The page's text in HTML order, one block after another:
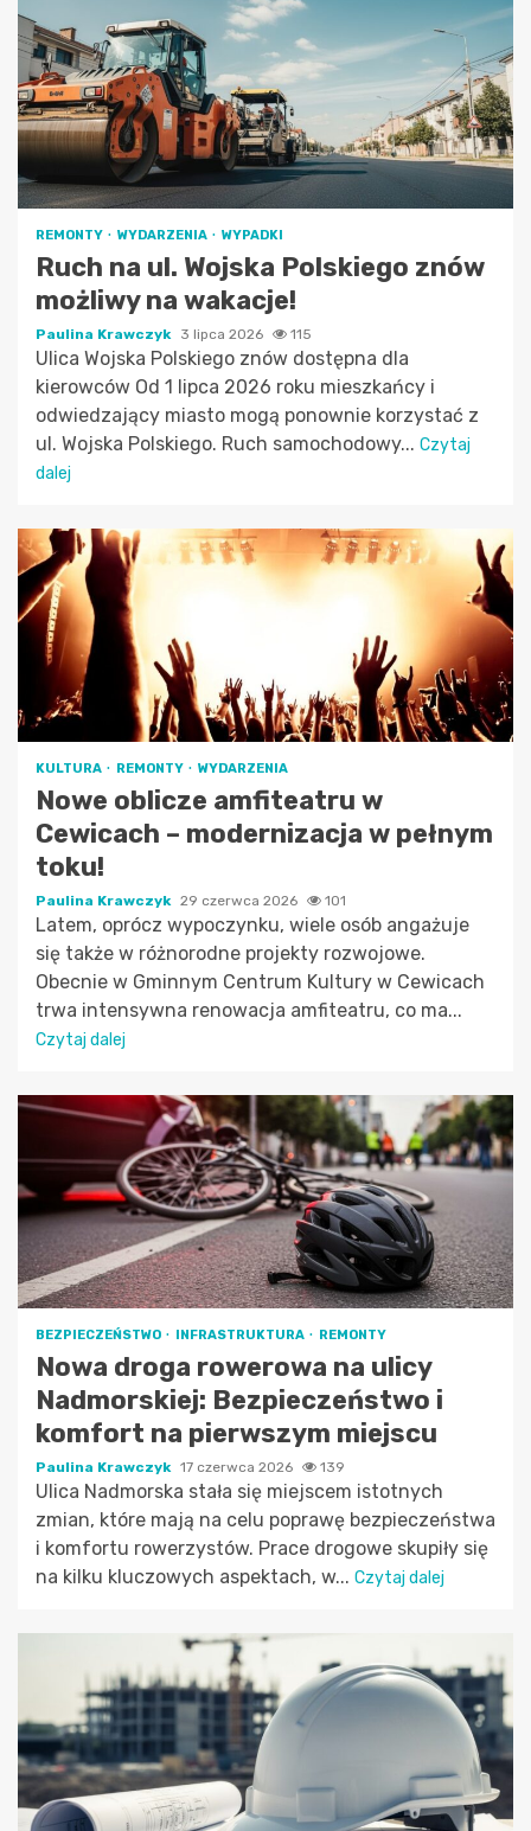
REMONTY WYDARZENIA WYPADKI
Ruch na ul. Wojska Polskiego znów
możliwy na wakacje!
Paulina Krawczyk 3 lipca 2026 115
Ulica Wojska Polskiego znów dostępna dla
kierowców Od 1 lipca 2026 roku mieszkańcy i
odwiedzający miasto mogą ponownie korzystać z
ul. Wojska Polskiego. Ruch samochodowy... Czytaj
dalej
KULTURA REMONTY WYDARZENIA
Nowe oblicze amfiteatru w
Cewicach – modernizacja w pełnym
toku!
Paulina Krawczyk 29 czerwca 2026 101
Latem, oprócz wypoczynku, wiele osób angażuje
się także w różnorodne projekty rozwojowe.
Obecnie w Gminnym Centrum Kultury w Cewicach
trwa intensywna renowacja amfiteatru, co ma...
Czytaj dalej
BEZPIECZEŃSTWO INFRASTRUKTURA REMONTY
Nowa droga rowerowa na ulicy
Nadmorskiej: Bezpieczeństwo i
komfort na pierwszym miejscu
Paulina Krawczyk 17 czerwca 2026 139
Ulica Nadmorska stała się miejscem istotnych
zmian, które mają na celu poprawę bezpieczeństwa
i komfortu rowerzystów. Prace drogowe skupiły się
na kilku kluczowych aspektach, w... Czytaj dalej